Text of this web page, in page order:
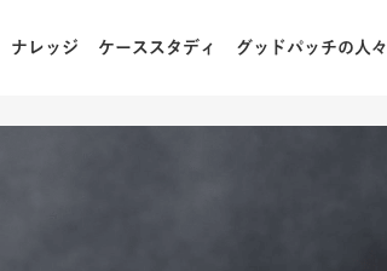
ナレッジ ケーススタディ グッドパッチの人々